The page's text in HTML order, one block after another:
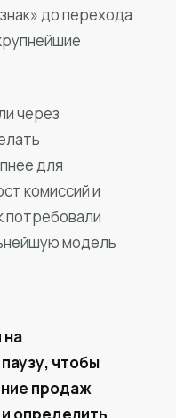
до перехода
через
для
комиссий и
потребовали
модель
на
чтобы
продаж